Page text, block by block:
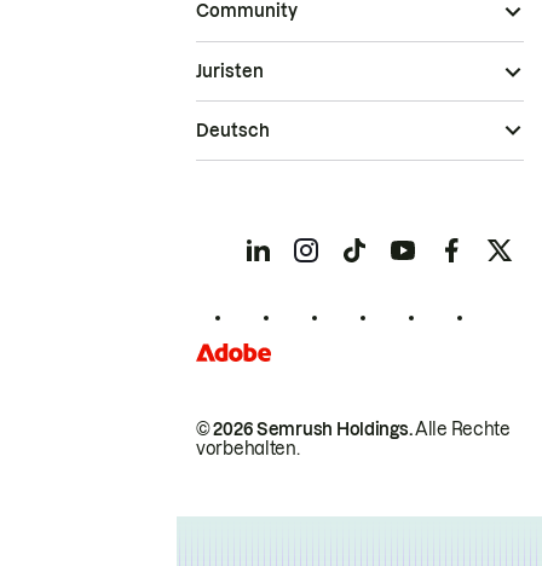
Community
© 2026 Semrush Holdings.Alle Rechte
vorbehalten.
Juristen
Deutsch